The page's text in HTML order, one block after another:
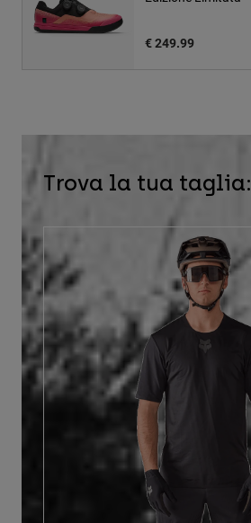
€ 249.99
Trova la tua taglia: